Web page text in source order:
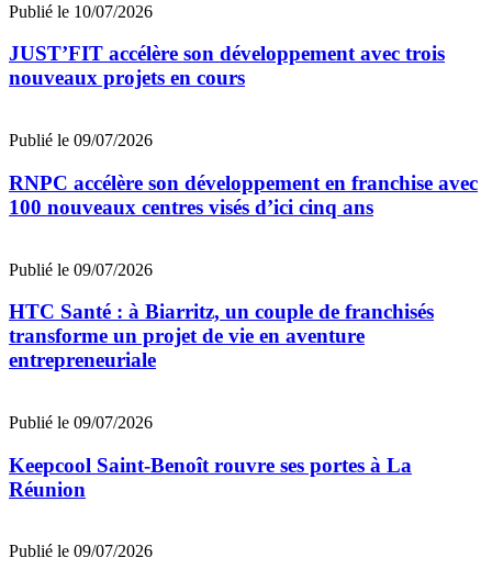
Publié le 10/07/2026
JUST’FIT accélère son développement avec trois
nouveaux projets en cours
Publié le 09/07/2026
RNPC accélère son développement en franchise avec
100 nouveaux centres visés d’ici cinq ans
Publié le 09/07/2026
HTC Santé : à Biarritz, un couple de franchisés
transforme un projet de vie en aventure
entrepreneuriale
Publié le 09/07/2026
Keepcool Saint-Benoît rouvre ses portes à La
Réunion
Publié le 09/07/2026